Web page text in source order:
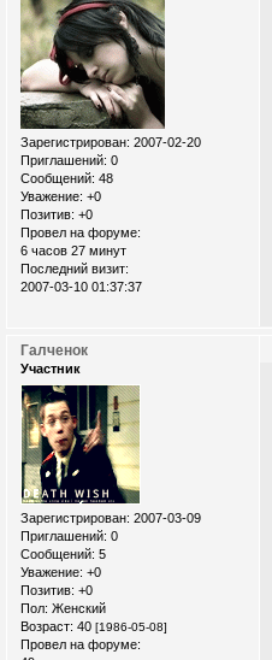
Зарегистрирован: 2007-02-20
Приглашений: 0
Сообщений: 48
Уважение: +0
Позитив: +0
Провел на форуме:
6 часов 27 минут
Последний визит:
2007-03-10 01:37:37
Галченок
Участник
Зарегистрирован: 2007-03-09
Приглашений: 0
Сообщений: 5
Уважение: +0
Позитив: +0
Пол: Женский
Возраст: 40 [1986-05-08]
Провел на форуме: